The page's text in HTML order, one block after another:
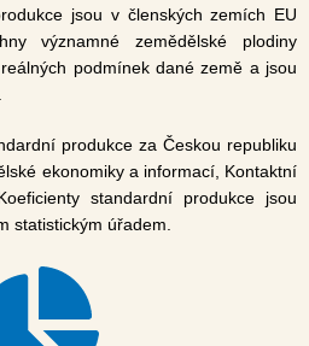
jsou v členských zemích EU
významné zemědělské plodiny
podmínek dané země a jsou
produkce za Českou republiku
ekonomiky a informací, Kontaktní
standardní produkce jsou
statistickým úřadem.